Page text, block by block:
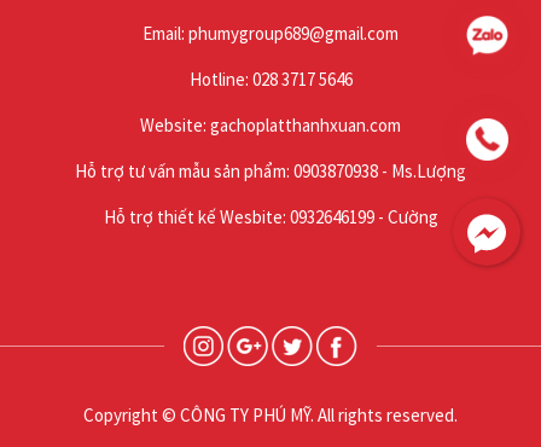
Email: phumygroup689@gmail.com
Hotline: 028 3717 5646
Website: gachoplatthanhxuan.com
Hỗ trợ tư vấn mẫu sản phẩm: 0903870938 - Ms.Lượng
Hỗ trợ thiết kế Wesbite: 0932646199 - Cường
Copyright © CÔNG TY PHÚ MỸ. All rights reserved.